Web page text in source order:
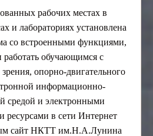
рабочих местах в
и лабораториях установлена
со встроенными функциями,
обучающимся с
опорно-двигательного
информационно-
средой и электронными
в сети Интернет
сайт НКТТ им.Н.А.Лунина